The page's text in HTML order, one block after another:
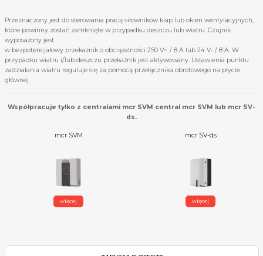
Przeznaczony jest do sterowania pracą siłowników klap lub okien wentylacyjnych,
które powinny zostać zamknięte w przypadku deszczu lub wiatru. Czujnik
wyposażony jest
w bezpotencjałowy przekaźnik o obciążalności 250 V~ / 8 A lub 24 V- / 8 A. W
przypadku wiatru i/lub deszczu przekaźnik jest aktywowany. Ustawienia punktu
zadziałania wiatru reguluje się za pomocą przełącznika obrotowego na płycie
głównej.
Współpracuje tylko z centralami mcr SVM central mcr SVM lub mcr SV-
ds.
mcr SVM mcr SV-ds
więcej więcej